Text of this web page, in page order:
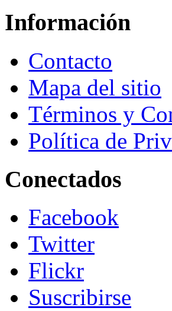
Información
Contacto
Mapa del sitio
Términos y
Política de
Conectados
Facebook
Twitter
Flickr
Suscribirse